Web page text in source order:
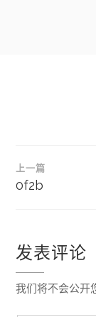
文
章
航
上一篇
0f2b
发表评论
我们将不会公开